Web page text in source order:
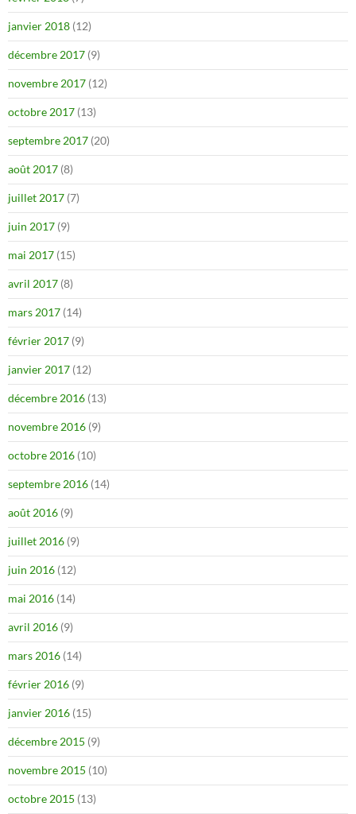
janvier 2018 (12)
décembre 2017 (9)
novembre 2017 (12)
octobre 2017 (13)
septembre 2017 (20)
août 2017 (8)
juillet 2017 (7)
juin 2017 (9)
mai 2017 (15)
avril 2017 (8)
mars 2017 (14)
février 2017 (9)
janvier 2017 (12)
décembre 2016 (13)
novembre 2016 (9)
octobre 2016 (10)
septembre 2016 (14)
août 2016 (9)
juillet 2016 (9)
juin 2016 (12)
mai 2016 (14)
avril 2016 (9)
mars 2016 (14)
février 2016 (9)
janvier 2016 (15)
décembre 2015 (9)
novembre 2015 (10)
octobre 2015 (13)